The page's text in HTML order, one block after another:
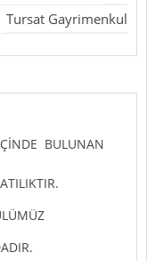
Tursat Gayrimenkul
BULUNAN